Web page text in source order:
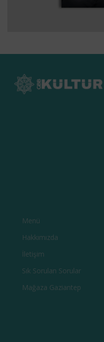
BARAKNAĞME –
Menü
Hakkımızda
İletişim
Sık Sorulan Sorular
Mağaza Gaziantep